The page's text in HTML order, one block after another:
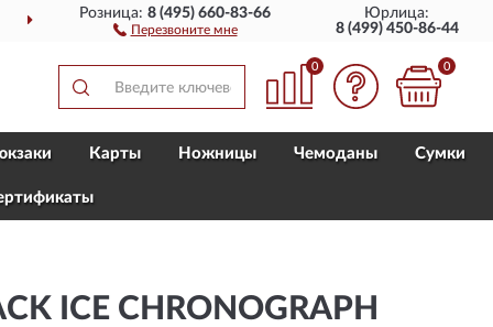
ДОСТАВИМ ПО ВСЕЙ РОССИИ
Розница:8 (495) 660-83-66
Перезвоните мне
Юрлица:
8 (499) 450-86-44
0 0
Карты Ножницы Чемоданы Сумки
ICE CHRONOGRAPH